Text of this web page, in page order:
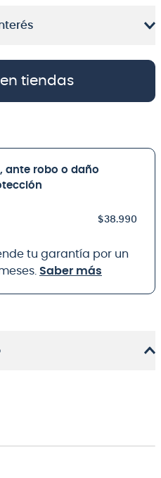
tiendas
ante robo o daño
$38.990
tu garantía por un
Saber más